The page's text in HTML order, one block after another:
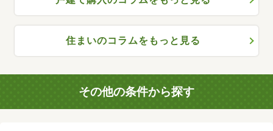
住まいのコラムをもっと見る
その他の条件から探す